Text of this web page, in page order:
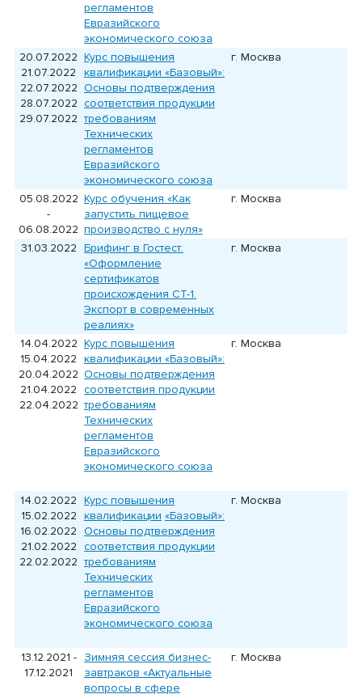
регламентов
Евразийского
экономического союза
20.07.2022
21.07.2022
22.07.2022
28.07.2022
29.07.2022
Курс повышения
квалификации «Базовый»:
Основы подтверждения
соответствия продукции
требованиям
Технических
регламентов
Евразийского
экономического союза
г. Москва
05.08.2022
-
06.08.2022
Курс обучения «Как
запустить пищевое
производство с нуля»
г. Москва
31.03.2022 Брифинг в Гостест:
«Оформление
сертификатов
происхождения СТ-1.
Экспорт в современных
реалиях»
г. Москва
14.04.2022
15.04.2022
20.04.2022
21.04.2022
22.04.2022
Курс повышения
квалификации «Базовый»:
Основы подтверждения
соответствия продукции
требованиям
Технических
регламентов
Евразийского
экономического союза
г. Москва
14.02.2022
15.02.2022
16.02.2022
21.02.2022
22.02.2022
Курс повышения
квалификации «Базовый»:
Основы подтверждения
соответствия продукции
требованиям
Технических
регламентов
Евразийского
экономического союза
г. Москва
13.12.2021 -
17.12.2021
Зимняя сессия бизнес-
завтраков «Актуальные
вопросы в сфере
г. Москва